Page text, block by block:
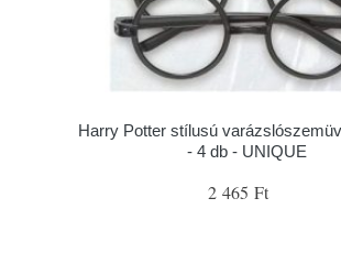
Harry Potter stílusú
- 4 db - UNIQUE
2 465 Ft